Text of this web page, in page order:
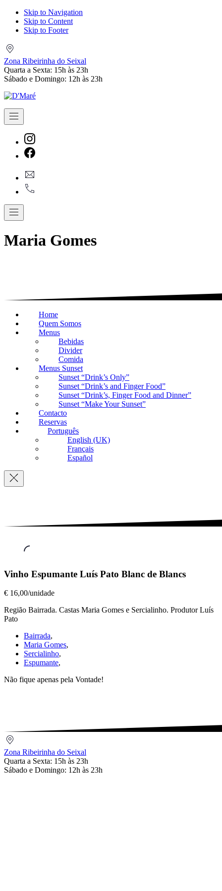
Skip to Navigation
Skip to Content
Skip to Footer
do
Seixal
Zona Ribeirinha do Seixal
Quarta a Sexta: 15h às 23h
Sábado e Domingo: 12h às 23h
Navigation
New
Window
Window
Navigation
Maria Gomes
Home
Quem Somos
Menus
Bebidas
Divider
Comida
Menus Sunset
Sunset “Drink’s Only”
Sunset “Drink’s and Finger Food”
Sunset “Drink’s, Finger Food and Dinner”
Sunset “Make Your Sunset”
Contacto
Reservas
Português
English (UK)
Français
Español
Navigation
Espumantes,
Vinho
Luís
de
Blancs
€
16,00/unidade
Vinho Espumante Luís Pato Blanc de Blancs
€ 16,00/unidade
Região Bairrada. Castas Maria Gomes e Sercialinho. Produtor Luís
Pato
Bairrada,
Maria Gomes,
Sercialinho,
Espumante,
Não fique apenas pela Vontade!
do
Seixal
Zona Ribeirinha do Seixal
Quarta a Sexta: 15h às 23h
Sábado e Domingo: 12h às 23h